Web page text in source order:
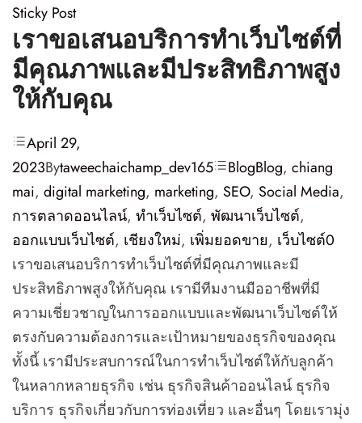
Sticky Post
เราขอเสนอบริการทำเว็บไซต์ที่
มีคุณภาพและมีประสิทธิภาพสูง
ให้กับคุณ
April 29,
2023Bytaweechaichamp_dev165 BlogBlog, chiang
mai, digital marketing, marketing, SEO, Social Media,
การตลาดออนไลน์, ทำเว็บไซต์, พัฒนาเว็บไซต์,
ออกแบบเว็บไซต์, เชียงใหม่, เพิ่มยอดขาย, เว็บไซต์0
เราขอเสนอบริการทำเว็บไซต์ที่มีคุณภาพและมี
ประสิทธิภาพสูงให้กับคุณ เรามีทีมงานมืออาชีพที่มี
ความเชี่ยวชาญในการออกแบบและพัฒนาเว็บไซต์ให้
ตรงกับความต้องการและเป้าหมายของธุรกิจของคุณ
ทั้งนี้ เรามีประสบการณ์ในการทำเว็บไซต์ให้กับลูกค้า
ในหลากหลายธุรกิจ เช่น ธุรกิจสินค้าออนไลน์ ธุรกิจ
บริการ ธุรกิจเกี่ยวกับการท่องเที่ยว และอื่นๆ โดยเรามุ่ง